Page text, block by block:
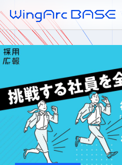
All
インタビュー
カルチャー / 人